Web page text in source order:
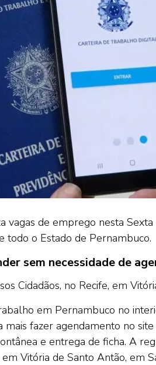
vagas de emprego nesta
todo o Estado de Pernambuco.
sem necessidade de
Cidadãos, no Recife, em
em Pernambuco no
fazer agendamento no site
e entrega de ficha. A
Vitória de Santo Antão, em